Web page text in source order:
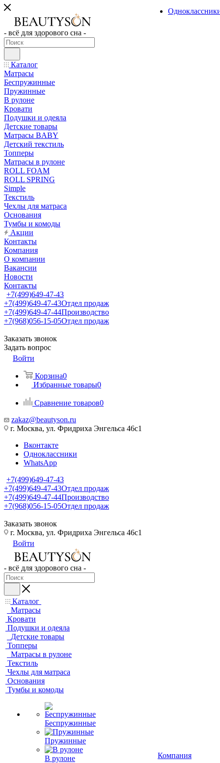
- всё для здорового сна -
Каталог
Матрасы
Беспружинные
Пружинные
В рулоне
Кровати
Подушки и одеяла
Детские товары
Матрасы BABY
Детский текстиль
Топперы
Матрасы в рулоне
ROLL FOAM
ROLL SPRING
Simple
Текстиль
Чехлы для матраса
Основания
Тумбы и комоды
Акции
Контакты
Компания
О компании
Вакансии
Новости
Контакты
+7(499)649-47-43
+7(499)649-47-43Отдел продаж
+7(499)649-47-44Производство
+7(968)056-15-05Отдел продаж
Заказать звонок
Задать вопрос
Войти
Корзина0
Избранные товары0
Сравнение товаров0
zakaz@beautyson.ru
г. Москва, ул. Фридриха Энгельса 46с1
Вконтакте
Одноклассники
WhatsApp
+7(499)649-47-43
+7(499)649-47-43Отдел продаж
+7(499)649-47-44Производство
+7(968)056-15-05Отдел продаж
Заказать звонок
г. Москва, ул. Фридриха Энгельса 46с1
Войти
- всё для здорового сна -
Каталог
Матрасы
Кровати
Подушки и одеяла
Детские товары
Топперы
Матрасы в рулоне
Текстиль
Чехлы для матраса
Основания
Тумбы и комоды
Беспружинные
Пружинные
В рулоне
Компания